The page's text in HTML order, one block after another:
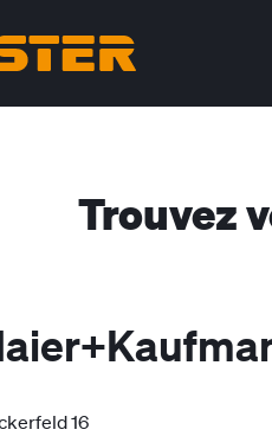
Trouvez
16